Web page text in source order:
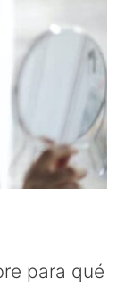
para qué